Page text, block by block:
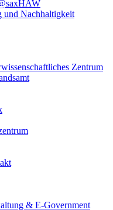
und Nachhaltigkeit
Zentrum
& E-Government